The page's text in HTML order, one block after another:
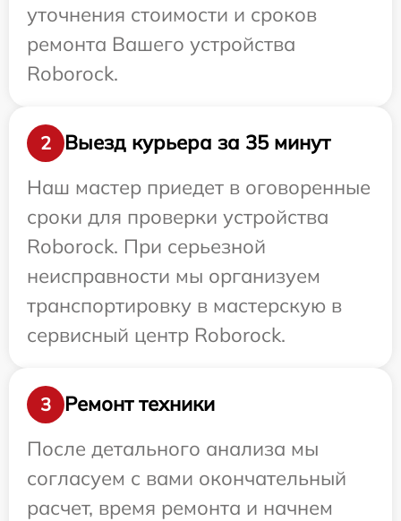
уточнения стоимости и сроков
ремонта Вашего устройства
Roborock.
2
Выезд курьера за 35 минут
Наш мастер приедет в оговоренные
сроки для проверки устройства
Roborock. При серьезной
неисправности мы организуем
транспортировку в мастерскую в
сервисный центр Roborock.
3
Ремонт техники
После детального анализа мы
согласуем с вами окончательный
расчет, время ремонта и начнем